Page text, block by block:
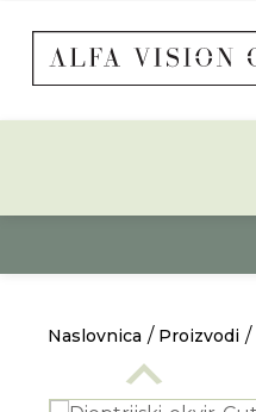
Naslovnica Proizvodi